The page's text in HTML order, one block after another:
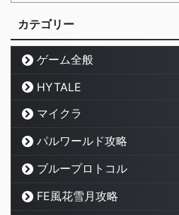
カテゴリー
ゲーム全般
HYTALE
マイクラ
パルワールド攻略
ブループロトコル
FE風花雪月攻略